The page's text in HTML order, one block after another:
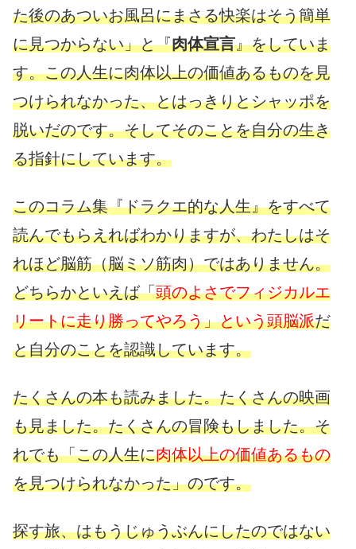
た後のあついお風呂にまさる快楽はそう簡単
に見つからない」と『肉体宣言』をしていま
す。この人生に肉体以上の価値あるものを見
つけられなかった、とはっきりとシャッポを
脱いだのです。そしてそのことを自分の生き
る指針にしています。
このコラム集『ドラクエ的な人生』をすべて
読んでもらえればわかりますが、わたしはそ
れほど脳筋（脳ミソ筋肉）ではありません。
どちらかといえば「頭のよさでフィジカルエ
リートに走り勝ってやろう」という頭脳派だ
と自分のことを認識しています。
たくさんの本も読みました。たくさんの映画
も見ました。たくさんの冒険もしました。そ
れでも「この人生に肉体以上の価値あるもの
を見つけられなかった」のです。
探す旅、はもうじゅうぶんにしたのではない